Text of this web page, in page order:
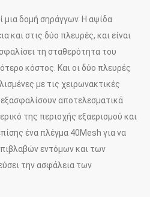
μια δομή σηράγγων. Η αψίδα
και στις δύο πλευρές, και είναι
τη σταθερότητα του
κόστος. Και οι δύο πλευρές
με τις χειρωνακτικές
αποτελεσματικά
της περιοχής εξαερισμού και
ένα πλέγμα 40Mesh για να
εντόμων και των
την ασφάλεια των